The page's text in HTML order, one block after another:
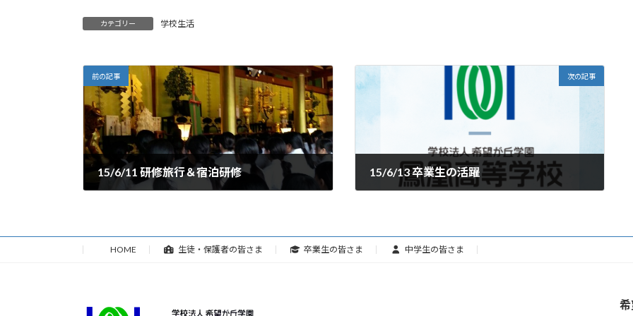
カテゴリー 学校生活
前の記事
15/6/11 研修旅行＆宿泊研修
次の記事
15/6/13 卒業生の活躍
HOME 生徒・保護者の皆さま 卒業生の皆さま 中学生の皆さま